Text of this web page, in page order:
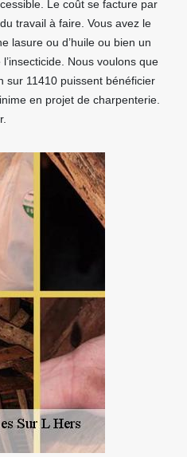
Le coût se facture par
travail à faire. Vous avez le
lasure ou d’huile ou bien un
Nous voulons que
sur 11410 puissent bénéficier
en projet de charpenterie.